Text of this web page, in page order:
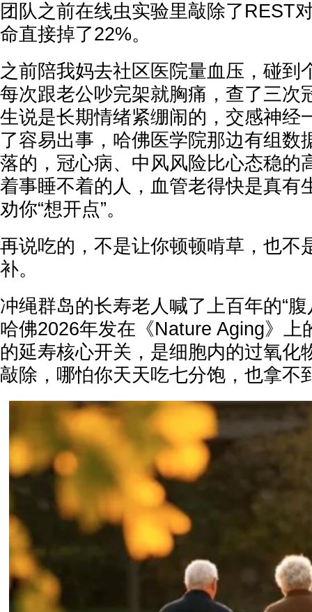
团队之前在线虫实验里敲除了REST
命直接掉了22%。
之前陪我妈去社区医院量血压，碰到
每次跟老公吵完架就胸痛，查了三次
生说是长期情绪紧绷闹的，交感神经
了容易出事，哈佛医学院那边有组数
落的，冠心病、中风风险比心态稳的
着事睡不着的人，血管老得快是真有
劝你“想开点”。
再说吃的，不是让你顿顿啃草，也不
补。
冲绳群岛的长寿老人喊了上百年的“
哈佛2026年发在《Nature Aging》上
的延寿核心开关，是细胞内的过氧化
敲除，哪怕你天天吃七分饱，也拿不